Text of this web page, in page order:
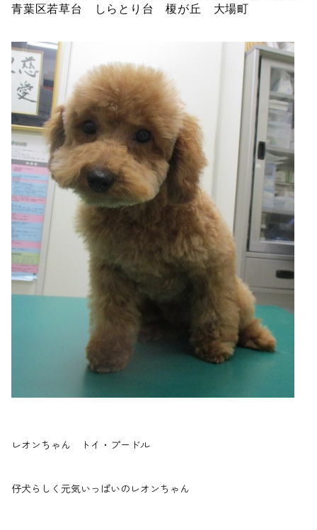
青葉区若草台 しらとり台 榎が丘 大場町
レオンちゃん トイ・プードル
仔犬らしく元気いっぱいのレオンちゃん